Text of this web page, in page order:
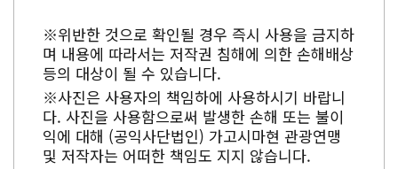
※위반한 것으로 확인될 경우 즉시 사용을 금지하
며 내용에 따라서는 저작권 침해에 의한 손해배상
등의 대상이 될 수 있습니다.
※사진은 사용자의 책임하에 사용하시기 바랍니
다. 사진을 사용함으로써 발생한 손해 또는 불이
익에 대해 (공익사단법인) 가고시마현 관광연맹
및 저작자는 어떠한 책임도 지지 않습니다.